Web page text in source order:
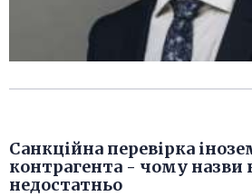
Санкційна перевірка
контрагента - чому назви
недостатньо